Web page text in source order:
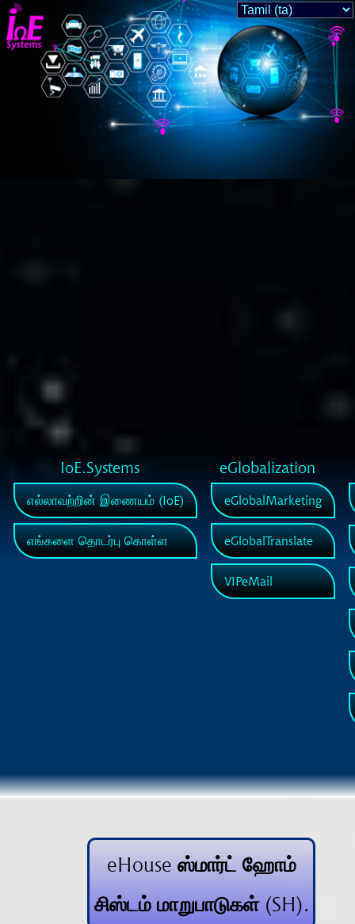
IoE.Systems eGlobalization
எல்லாவற்றின் இணையம் (IoE)
எங்களை தொடர்பு கொள்ள
eGlobalMarketing
eGlobalTranslate
VIPeMail
eHouse ஸ்மார்ட் ஹோம்
சிஸ்டம் மாறுபாடுகள் (SH).